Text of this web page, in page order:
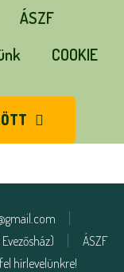
ÁSZF
COOKIE
ÁSZF
hírlevelünkre!